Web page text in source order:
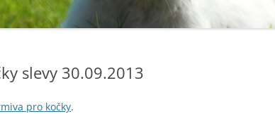
slevy 30.09.2013
pro kočky.